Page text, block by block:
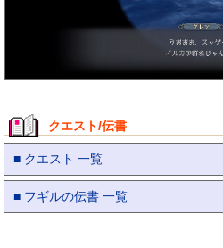
クエスト/伝書
■ クエスト 一覧
■ フギルの伝書 一覧